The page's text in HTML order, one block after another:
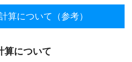
算について（参考）
算について